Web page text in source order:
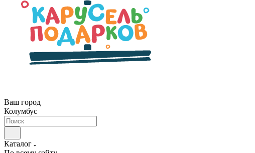
Ваш город
Колумбус
Каталог